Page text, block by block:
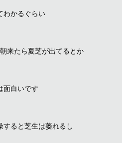
わかるぐらい
来たら夏芝が出てるとか
面白いです
すると芝生は萎れるし